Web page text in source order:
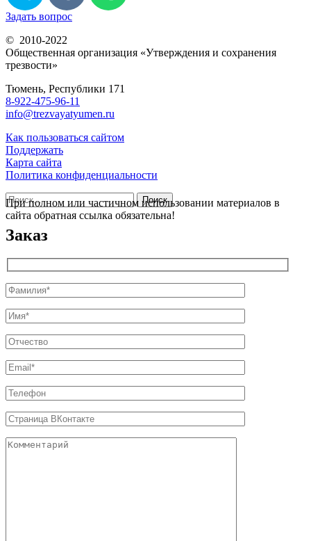
Задать вопрос
© 2010-2022
Общественная организация «Утверждения и сохранения
трезвости»
Тюмень, Республики 171
8-922-475-96-11
info@trezvayatyumen.ru
Как пользоваться сайтом
Поддержать
Карта сайта
Политика конфиденциальности
Найти:
При полном или частичном использовании материалов в
сайта обратная ссылка обязательна!
Заказ